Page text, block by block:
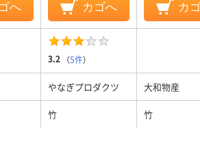
へ カゴへ カ
3.2 （5件）
やなぎプロダクツ 大和物産
竹 竹